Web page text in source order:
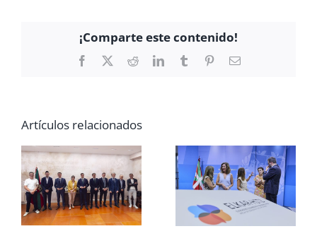
¡Comparte este contenido!
Facebook RedditLinkedInTumblr PinterestCorreo
Artículos relacionados